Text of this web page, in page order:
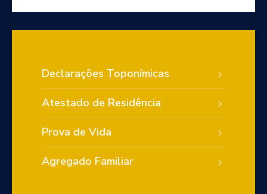
Declarações Toponímicas
Atestado de Residência
Prova de Vida
Agregado Familiar